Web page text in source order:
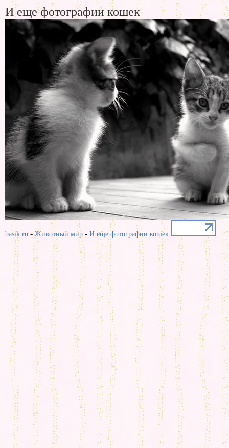
И еще фотографии кошек
basik.ru -Животный мир - И еще фотографии кошек